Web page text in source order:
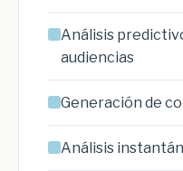
Análisis
audiencias
Generación de
Análisis